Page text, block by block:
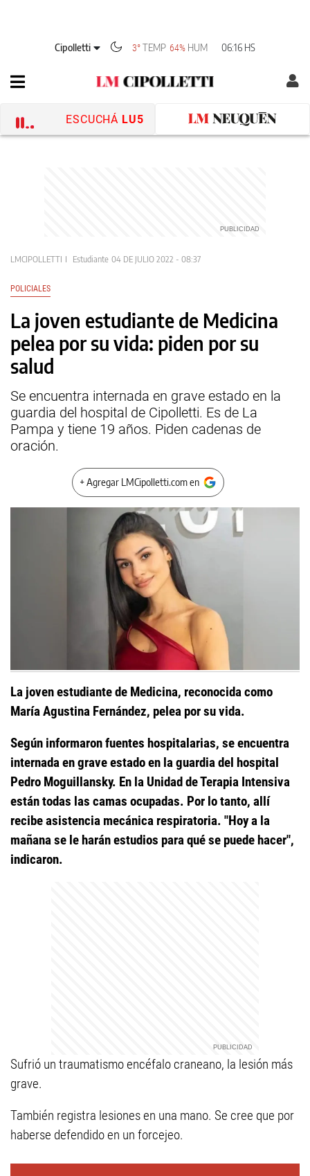
Cipolletti 3° TEMP 64% HUM 06:16 HS
ESCUCHÁ LU5
LMCIPOLLETTI Estudiante 04 DE JULIO 2022 - 08:37
POLICIALES
La joven estudiante de Medicina
pelea por su vida: piden por su
salud
Se encuentra internada en grave estado en la
guardia del hospital de Cipolletti. Es de La
Pampa y tiene 19 años. Piden cadenas de
oración.
+ Agregar LMCipolletti.com en
La joven estudiante de Medicina, reconocida como
María Agustina Fernández, pelea por su vida.
Según informaron fuentes hospitalarias, se encuentra
internada en grave estado en la guardia del hospital
Pedro Moguillansky. En la Unidad de Terapia Intensiva
están todas las camas ocupadas. Por lo tanto, allí
recibe asistencia mecánica respiratoria. "Hoy a la
mañana se le harán estudios para qué se puede hacer",
indicaron.
Sufrió un traumatismo encéfalo craneano, la lesión más
grave.
También registra lesiones en una mano. Se cree que por
haberse defendido en un forcejeo.